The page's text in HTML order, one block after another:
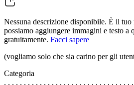
Nessuna descrizione disponibile. È il tuo
possiamo aggiungere immagini e testo a
gratuitamente. Facci sapere
(vogliamo solo che sia carino per gli
Categoria
. . . . . . . . . . . . . . . . . . . . . . . . . . . . . . . .